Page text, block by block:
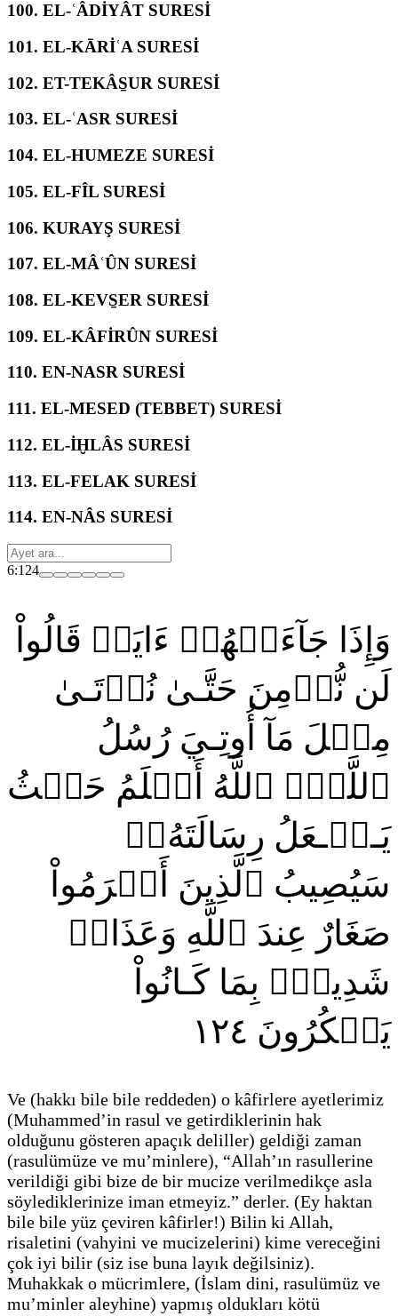
100. EL-ʿÂDİYÂT SURESİ
101. EL-KĀRİʿA SURESİ
102. ET-TEKÂS̱UR SURESİ
103. EL-ʿASR SURESİ
104. EL-HUMEZE SURESİ
105. EL-FÎL SURESİ
106. KURAYŞ SURESİ
107. EL-MÂʿÛN SURESİ
108. EL-KEVS̱ER SURESİ
109. EL-KÂFİRÛN SURESİ
110. EN-NASR SURESİ
111. EL-MESED (TEBBET) SURESİ
112. EL-İḪLÂS SURESİ
113. EL-FELAK SURESİ
114. EN-NÂS SURESİ
6:124
وَإِذَا جَآءَتۡهُمۡ ءَايَةٞ قَالُواْ
لَن نُّؤۡمِنَ حَتَّـىٰ نُؤۡتَـىٰ
مِثۡلَ مَآ أُوتِـيَ رُسُلُ
ٱللَّهِۘ ٱللَّهُ أَعۡلَمُ حَيۡثُ
يَـجۡـعَلُ رِسَالَتَهُۥۗ
سَيُصِيبُ ٱلَّذِينَ أَجۡرَمُواْ
صَغَارٌ عِندَ ٱللَّهِ وَعَذَابٞ
شَدِيدُۢ بِمَا كَـانُواْ
يَمۡكُرُونَ ١٢٤
Ve (hakkı bile bile reddeden) o kâfirlere ayetlerimiz
(Muhammed’in rasul ve getirdiklerinin hak
olduğunu gösteren apaçık deliller) geldiği zaman
(rasulümüze ve mu’minlere), “Allah’ın rasullerine
verildiği gibi bize de bir mucize verilmedikçe asla
söylediklerinize iman etmeyiz.” derler. (Ey haktan
bile bile yüz çeviren kâfirler!) Bilin ki Allah,
risaletini (vahyini ve mucizelerini) kime vereceğini
çok iyi bilir (siz ise buna layık değilsiniz).
Muhakkak o mücrimlere, (İslam dini, rasulümüz ve
mu’minler aleyhine) yapmış oldukları kötü